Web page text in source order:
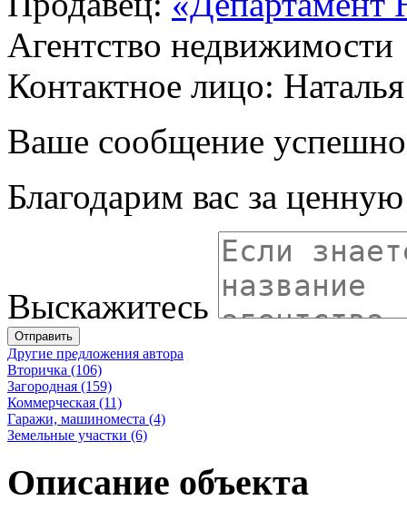
Агентство недвижимости
Контактное лицо: Наталья
Ваше сообщение успешно
Благодарим вас за
Выскажитесь
Отправить
Другие предложения автора
Вторичка (106)
Загородная (159)
Коммерческая (11)
Гаражи, машиноместа (4)
Земельные участки (6)
Описание объекта